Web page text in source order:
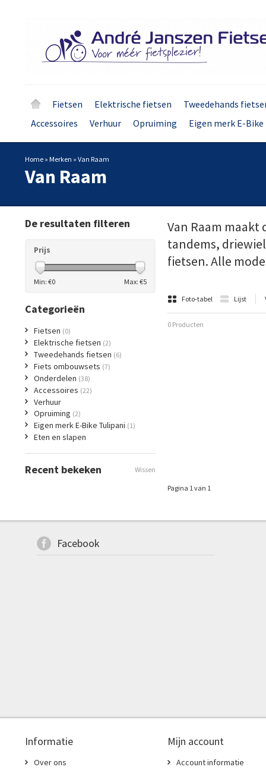
Fietsen Elektrische fietsen
Tweedehands
Accessoires
Verhuur Opruiming Eigen merk E-
Home » Merken » Van Raam
Van Raam
Van Raam
tandems,
fietsen. Alle
Foto-tabel Lijst
0 Producten
Pagina 1 van 1
De resultaten filteren
Prijs
Min: €0 Max: €5
Categorieën
Fietsen (0)
Elektrische fietsen (2)
Tweedehands fietsen (6)
Fiets ombouwsets (7)
Onderdelen (38)
Accessoires (22)
Verhuur
Opruiming (2)
Eigen merk E-Bike Tulipani (1)
Eten en slapen
Recent bekeken Wissen
Facebook
Informatie
Over ons
Mijn account
Account informatie